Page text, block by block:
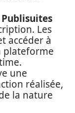
Publisuites
Les
accéder à
plateforme
une
réalisée,
la nature